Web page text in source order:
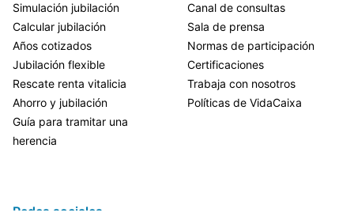
Simulación jubilación
Calcular jubilación
Años cotizados
Jubilación flexible
Rescate renta vitalicia
Ahorro y jubilación
Guía para tramitar una
herencia
Canal de consultas
Sala de prensa
Normas de participación
Certificaciones
Trabaja con nosotros
Políticas de VidaCaixa
Redes sociales